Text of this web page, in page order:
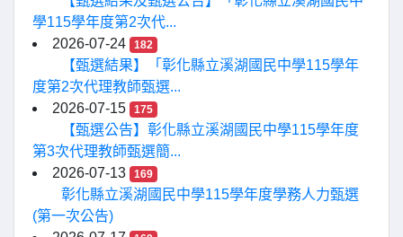
學115學年度第2次代...
2026-07-24
182
【甄選結果】「彰化縣立溪湖國民中學115學年
度第2次代理教師甄選...
2026-07-15
175
【甄選公告】彰化縣立溪湖國民中學115學年度
第3次代理教師甄選簡...
2026-07-13
169
彰化縣立溪湖國民中學115學年度學務人力甄選
(第一次公告)